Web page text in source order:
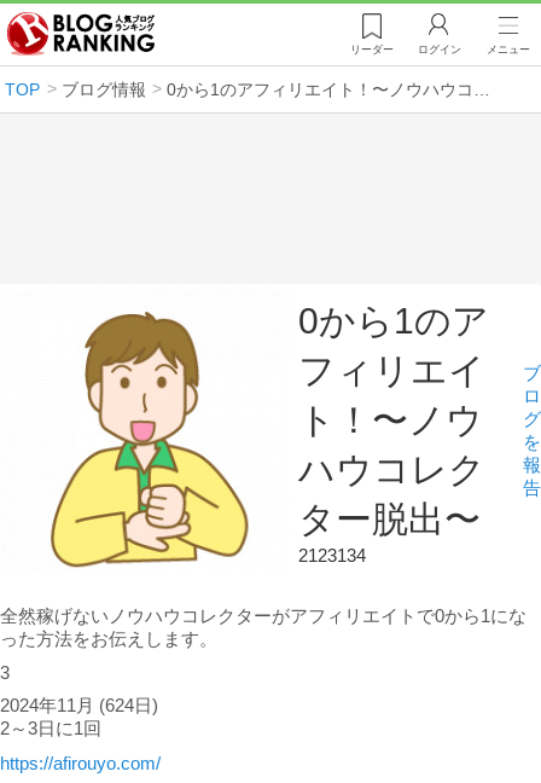
リーダー ログイン メニュー
TOP ブログ情報 0から1のアフィリエイト！〜ノウハウコレクター脱出〜
0から1のア
フィリエイ
ト！〜ノウ
ハウコレク
ター脱出〜
2123134
ブ
ロ
グ
を
報
告
全然稼げないノウハウコレクターがアフィリエイトで0から1にな
った方法をお伝えします。
3
2024年11月 (624日)
2～3日に1回
https://afirouyo.com/